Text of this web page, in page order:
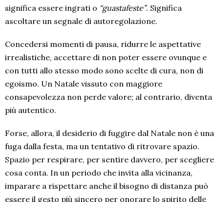
significa essere ingrati o “guastafeste”. Significa
ascoltare un segnale di autoregolazione.
Concedersi momenti di pausa, ridurre le aspettative
irrealistiche, accettare di non poter essere ovunque e
con tutti allo stesso modo sono scelte di cura, non di
egoismo. Un Natale vissuto con maggiore
consapevolezza non perde valore; al contrario, diventa
più autentico.
Forse, allora, il desiderio di fuggire dal Natale non è una
fuga dalla festa, ma un tentativo di ritrovare spazio.
Spazio per respirare, per sentire davvero, per scegliere
cosa conta. In un periodo che invita alla vicinanza,
imparare a rispettare anche il bisogno di distanza può
essere il gesto più sincero per onorare lo spirito delle